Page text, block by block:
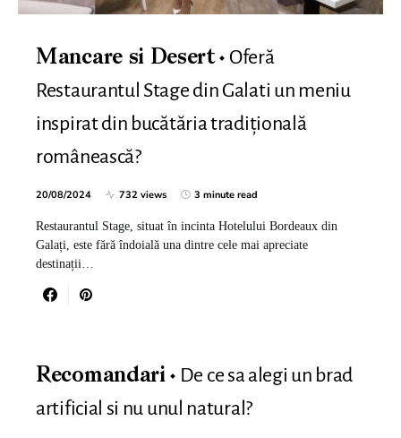
Mancare si Desert
Oferă
Restaurantul Stage din Galati un meniu
inspirat din bucătăria tradițională
românească?
20/08/2024 732 views 3 minute read
Restaurantul Stage, situat în incinta Hotelului Bordeaux din
Galați, este fără îndoială una dintre cele mai apreciate
destinații…
Recomandari
De ce sa alegi un brad
artificial si nu unul natural?